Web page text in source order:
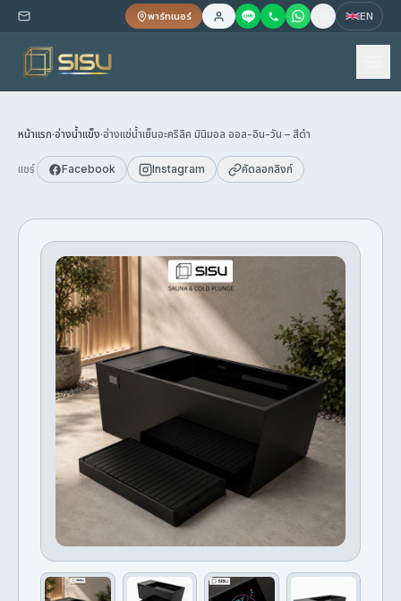
พาร์ทเนอร์ EN
หน้าแรก·อ่างน้ำแข็ง·อ่างแช่น้ำเย็นอะคริลิค มินิมอล ออล-อิน-วัน – สีดำ
แชร์ Facebook Instagram คัดลอกลิงก์